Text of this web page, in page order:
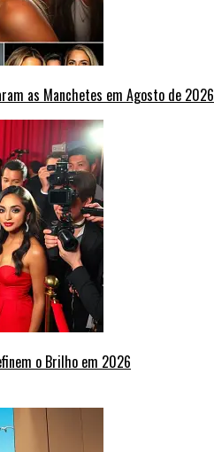
as Manchetes em Agosto de 2026
o Brilho em 2026